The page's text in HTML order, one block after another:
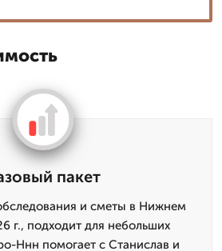
пакет
и сметы в Нижнем
г., подходит для небольших
Ннн помогает с Станислав и